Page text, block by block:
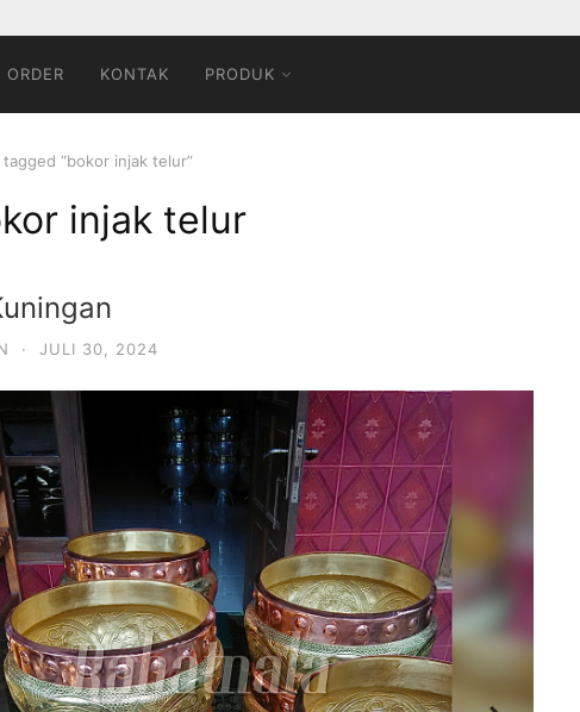
ORDER KONTAK PRODUK
tagged “bokor injak telur”
injak telur
· JULI 30, 2024